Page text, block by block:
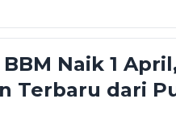
Jadi Sopir
Naik 1
Terbaru dari